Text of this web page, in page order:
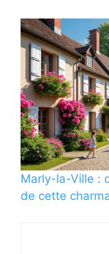
Marly-la-Ville :
de cette